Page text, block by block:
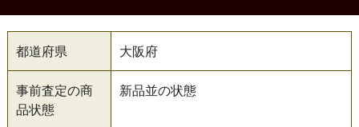
都道府県 大阪府
事前査定の商
品状態
新品並の状態